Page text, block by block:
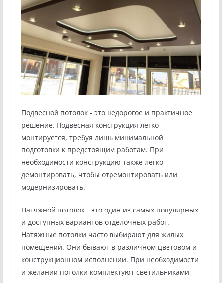
Подвесной потолок - это недорогое и практичное
решение. Подвесная конструкция легко
монтируется, требуя лишь минимальной
подготовки к предстоящим работам. При
необходимости конструкцию также легко
демонтировать, чтобы отремонтировать или
модернизировать.
Натяжной потолок - это один из самых популярных
и доступных вариантов отделочных работ.
Натяжные потолки часто выбирают для жилых
помещений. Они бывают в различном цветовом и
конструкционном исполнении. При необходимости
и желании потолки комплектуют светильниками,